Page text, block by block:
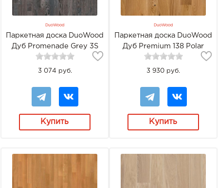
DuoWood
Паркетная доска DuoWood
Дуб Promenade Grey 3S
3 074 руб.
Купить
DuoWood
Паркетная доска DuoWood
Дуб Premium 138 Polar
MATT
3 930 руб.
Купить